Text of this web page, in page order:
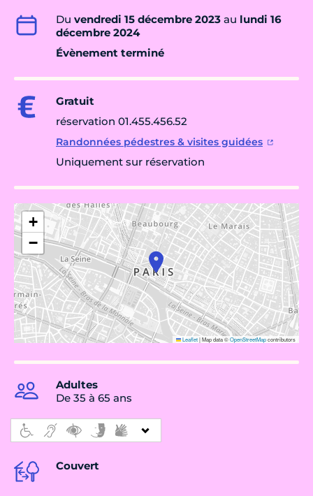
Du vendredi 15 décembre 2023 au lundi 16
décembre 2024
Évènement terminé
Gratuit
réservation 01.455.456.52
Randonnées pédestres & visites guidées
Uniquement sur réservation
+
−
Leaflet|Map data ©OpenStreetMapcontributors
Adultes
De 35 à 65 ans
Couvert